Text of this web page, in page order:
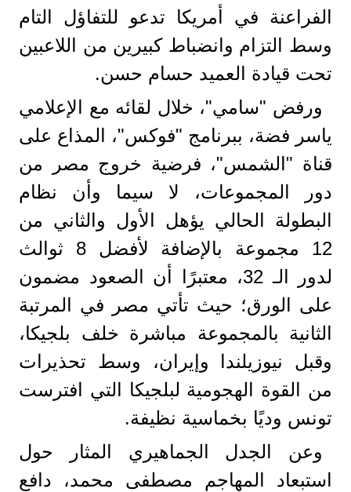
الفراعنة في أمريكا تدعو للتفاؤل التام
وسط التزام وانضباط كبيرين من اللاعبين
تحت قيادة العميد حسام حسن.
​ورفض "سامي"، خلال لقائه مع الإعلامي
ياسر فضة، ببرنامج "فوكس"، المذاع على
قناة "الشمس"، فرضية خروج مصر من
دور المجموعات، لا سيما وأن نظام
البطولة الحالي يؤهل الأول والثاني من
12 مجموعة بالإضافة لأفضل 8 ثوالث
لدور الـ 32، معتبرًا أن الصعود مضمون
على الورق؛ حيث تأتي مصر في المرتبة
الثانية بالمجموعة مباشرة خلف بلجيكا،
وقبل نيوزيلندا وإيران، وسط تحذيرات
من القوة الهجومية لبلجيكا التي افترست
تونس وديًا بخماسية نظيفة.
​وعن الجدل الجماهيري المثار حول
استبعاد المهاجم مصطفى محمد، دافع